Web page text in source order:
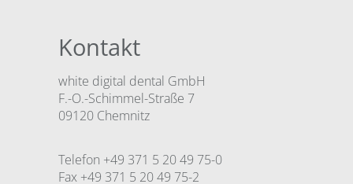
Kontakt
white digital dental GmbH
F.-O.-Schimmel-Straße 7
09120 Chemnitz
Telefon +49 371 5 20 49 75-0
Fax +49 371 5 20 49 75-2